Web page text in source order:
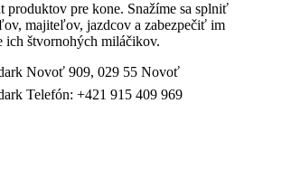
produktov pre kone. Snažíme sa splniť
majiteľov, jazdcov a zabezpečiť im
ich štvornohých miláčikov.
Novoť 909, 029 55 Novoť
Telefón: +421 915 409 969